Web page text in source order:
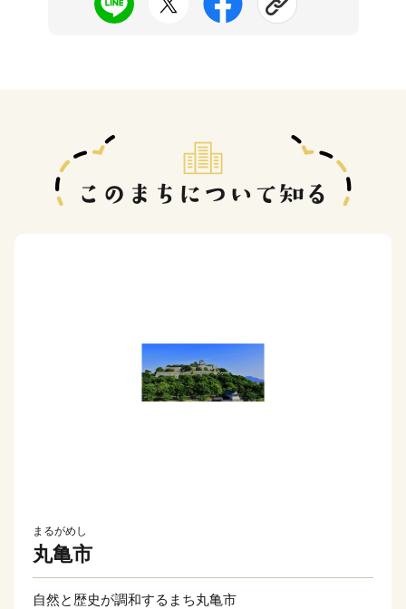
まるがめし
丸亀市
自然と歴史が調和するまち丸亀市